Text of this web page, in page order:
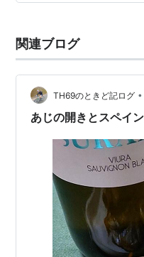
関連ブログ
TH69のときど記ログ •
あじの開きとスペイ